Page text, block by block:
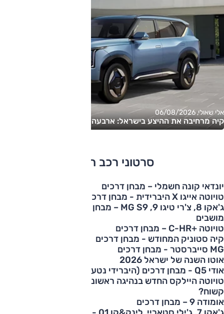
אלי שאולי, 06/08/2026
קיה מרחיבה את ההיצע בישראל: ארבעה דגמים חדשים בדרך
סרטוני רכב חמים
יונדאי קונה חשמלי – מבחן דרכים
מופעל כעת טויוטה אייגו X היברידית - מבחן דרכים מופעל כעת
מושבים
טויוטה +C-HR – מבחן דרכים מופעל כעת
קיה סטוניק המחודש - מבחן דרכים
מופעל כעת MG סייברסטר - מבחן דרכים מופעל כעת אוטו השנה של ישראל 2026 מופעל כעת אודי Q5 - מבחן דרכים (היברידי נטען) מופעל כעת
טויוטה היילקס החדש בנהיגה ראשונה: יותר מתוחכם, עדיין
קשוח?
אומודה 9 – מבחן דרכים מופעל כעת